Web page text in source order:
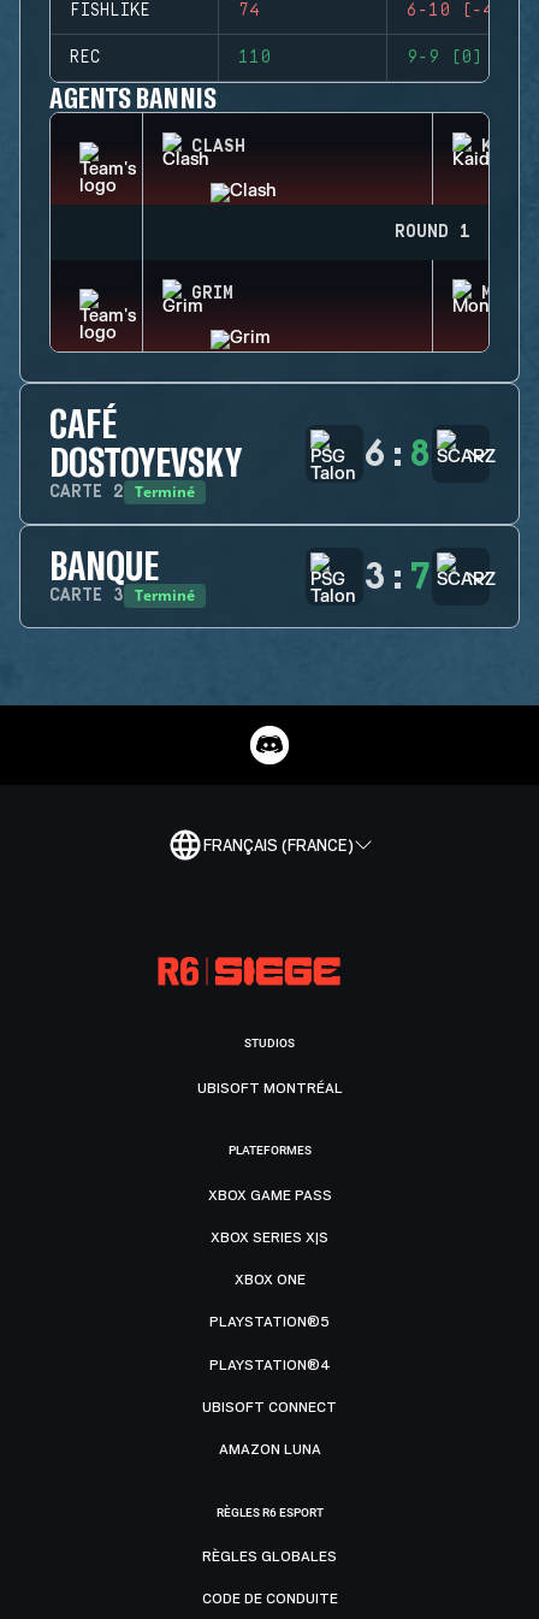
FISHLIKE 74 6-10 (-4)
REC 110 9-9 (0)
AGENTS BANNIS
CLASH KAID
ROUND 1
GRIM
CAFÉ
DOSTOYEVSKY
CARTE 2 Terminé
6 : 8
BANQUE
CARTE 3 Terminé 3 : 7
FRANÇAIS (FRANCE)
STUDIOS
UBISOFT MONTRÉAL
PLATEFORMES
XBOX GAME PASS
XBOX SERIES X|S
XBOX ONE
PLAYSTATION®5
PLAYSTATION®4
UBISOFT CONNECT
AMAZON LUNA
RÈGLES R6 ESPORT
RÈGLES GLOBALES
CODE DE CONDUITE